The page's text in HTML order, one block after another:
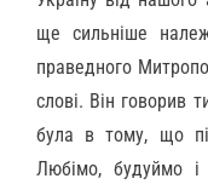
ще сильніше
праведного
слові. Він говорив
була в тому, що
Любімо, будуймо і